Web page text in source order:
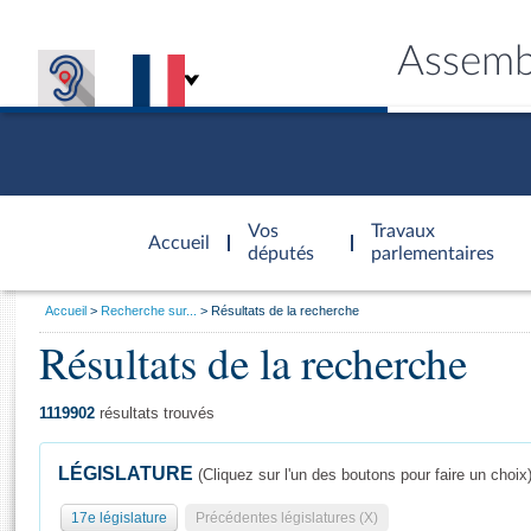
Accueil
d'accueil
Vos
députés
Travaux
parlementaires
Général
Vous
Accueil Recherche sur... Résultats de la recherche
Résultats de la recherche
1119902 résultats trouvés
LÉGISLATURE (Cliquez sur l'un des boutons pour faire un choix)
17e législature Précédentes législatures (X)